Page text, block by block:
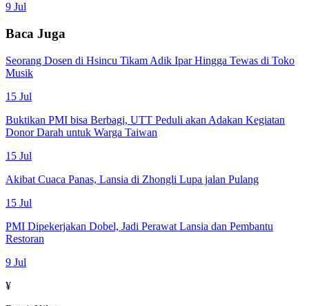
9 Jul
Baca Juga
Seorang Dosen di Hsincu Tikam Adik Ipar Hingga Tewas di Toko
Musik
15 Jul
Buktikan PMI bisa Berbagi, UTT Peduli akan Adakan Kegiatan
Donor Darah untuk Warga Taiwan
15 Jul
Akibat Cuaca Panas, Lansia di Zhongli Lupa jalan Pulang
15 Jul
PMI Dipekerjakan Dobel, Jadi Perawat Lansia dan Pembantu
Restoran
9 Jul
¥